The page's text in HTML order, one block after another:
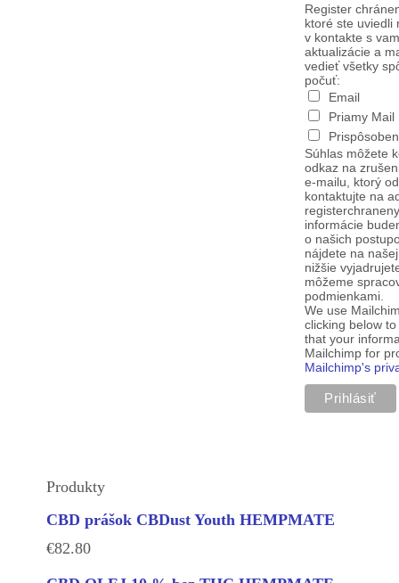
Register
ktoré ste uviedli
v kontakte s
aktualizácie a
vedieť všetky
počuť:
Email
Priamy Mail
Súhlas môžete
odkaz na
e-mailu, ktorý
kontaktujte na
informácie
o našich
nájdete na
nižšie
môžeme
podmienkami.
We use
clicking below
that your
Mailchimp for
Mailchimp's
Produkty
CBD prášok CBDust Youth HEMPMATE
€82.80